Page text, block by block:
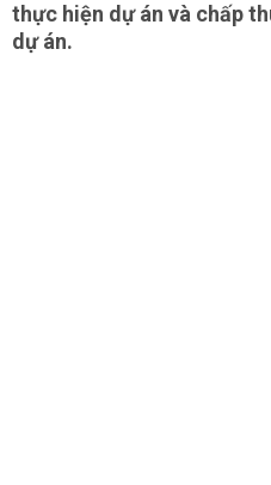
thực hiện dự án và chấp
dự án.